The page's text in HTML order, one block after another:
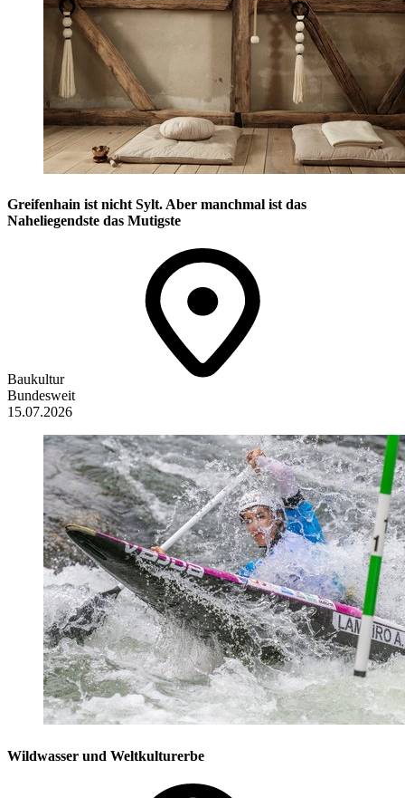
Greifenhain ist nicht Sylt. Aber manchmal ist das
Naheliegendste das Mutigste
Baukultur
Bundesweit
15.07.2026
Wildwasser und Weltkulturerbe